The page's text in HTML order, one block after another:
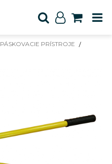
PÁSKOVACIE PRÍSTROJE